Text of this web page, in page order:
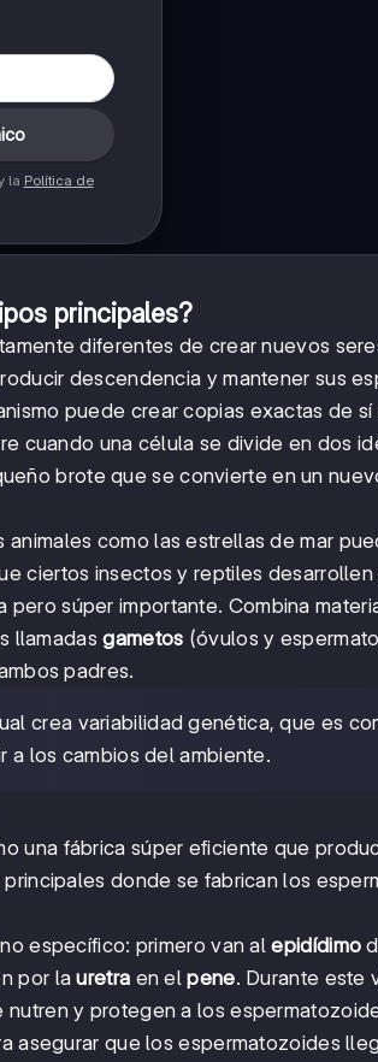
la Política de
principales?
diferentes de crear nuevos
descendencia y mantener sus
puede crear copias exactas de sí
cuando una célula se divide en dos
brote que se convierte en un
como las estrellas de mar
ciertos insectos y reptiles
pero súper importante. Combina
llamadasgametos (óvulos y
padres.
crea variabilidad genética, que es
a los cambios del ambiente.
una fábrica súper eficiente que
donde se fabrican los
específico: primero van alepidídimo
por lauretra en elpene. Durante este
y protegen a los
asegurar que los espermatozoides